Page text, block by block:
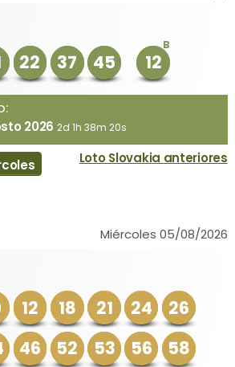
22 37 45
B
12
2026 2d 1h 38m 20s
Loto Slovakia anteriores
Miércoles 05/08/2026
12 18 21 24
26
46 52 53 56
58